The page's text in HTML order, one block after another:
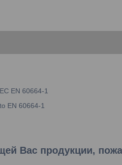
EN 60664-1
EN 60664-1
Вас продукции,